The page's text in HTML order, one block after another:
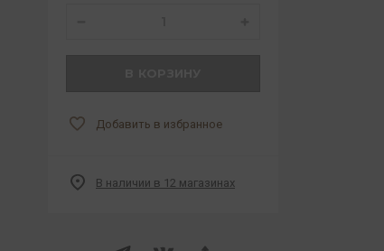
Добавить в избранное
В наличии в 12 магазинах